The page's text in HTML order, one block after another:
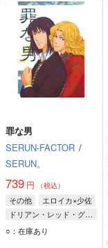
罪な男
SERUN-FACTOR /
SERUN。
739 円 （税込）
その他
エロイカ×少佐
ドリアン・レッド・グローリア伯爵
○：在庫あり